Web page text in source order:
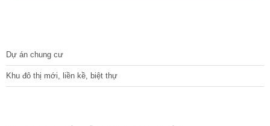
Dự án chung cư
Khu đô thị mới, liền kề, biệt thự